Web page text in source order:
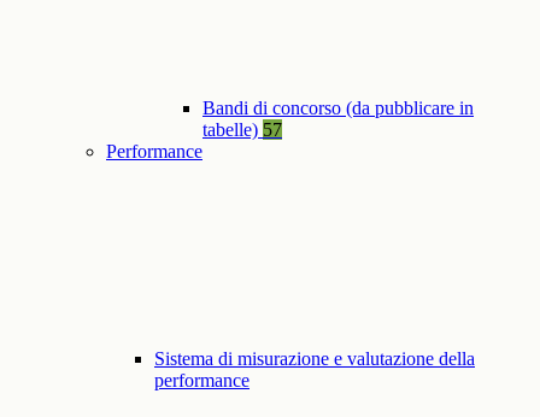
Bandi di concorso (da pubblicare in
tabelle) 57
Performance
Sistema di misurazione e valutazione della
performance